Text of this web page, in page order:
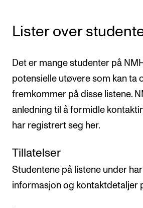
Fagmiljøer
Studentutvalet SUT (student.nmh.no)
FORSKNING
NordART
Prosjekter
Publikasjoner
Lister over
Det er mange studenter på
potensielle utøvere som kan ta
fremkommer på disse listene.
anledning til å formidle
har registrert seg her.
Tillatelser
Studentene på listene under
informasjon og kontaktdetaljer